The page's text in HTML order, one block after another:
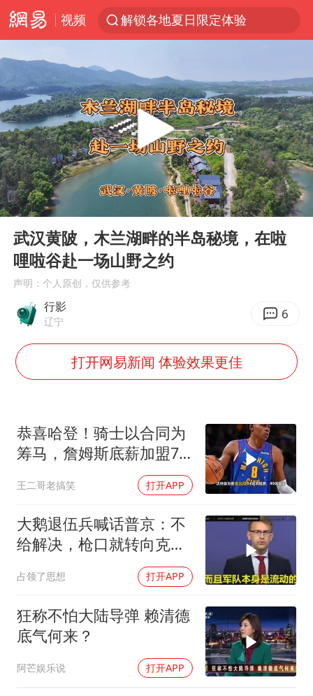
视频
解锁各地夏日限定体验
河南重大刑事案嫌疑人落网
富婆带资进组给自己硬加60多场吻戏
黄金创今年来最大单周涨幅
视频丨中国东方电气集团原党组副书记、董事宋致远被查
金饰克价一夜涨回1300元
白海豚将正面袭击贯穿浙江
梁家辉：到内地拍戏不是北上是回归
酒店回应车内过夜被收150元
牛津大学一纸声明甩不了锅
新疆景区自驾服务费改为按车收费
网传《披荆斩棘2026》名单
女主硬加吻戏短剧已下架
香港宏福苑火灾或由烟头引起
西贝创始人贾国龙押注鲜羊赛道
人民的健康、体质、幸福一脉相承
Play
00:00 02:59
武汉黄陂，木兰湖畔的半岛秘境，在啦
哩啦谷赴一场山野之约
声明：个人原创，仅供参考
行影
辽宁 6
打开网易新闻 体验效果更佳
恭喜哈登！骑士以合同为
筹马，詹姆斯底薪加盟76
王二哥老搞笑 打开APP
大鹅退伍兵喊话普京：不
给解决，枪口就转向克里
占领了思想 打开APP
狂称不怕大陆导弹 赖清德
底气何来？
阿芒娱乐说 打开APP